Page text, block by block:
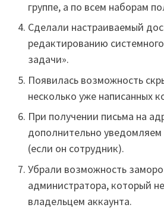
группе, а по всем наборам
Сделали настраиваемый
редактированию
задачи».
Появилась возможность
несколько уже написанных
При получении письма на
дополнительно
(если он сотрудник).
Убрали возможность
администратора, который
владельцем аккаунта.